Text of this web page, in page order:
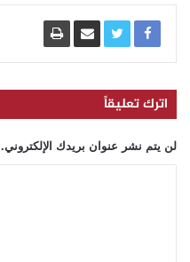
اترك تعليقاً
لن يتم نشر عنوان بريدك الإلكتروني.